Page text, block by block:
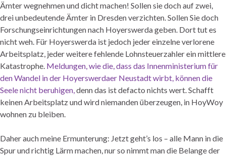
Ämter wegnehmen und dicht machen! Sollen sie doch auf zwei,
drei unbedeutende Ämter in Dresden verzichten. Sollen Sie doch
Forschungseinrichtungen nach Hoyerswerda geben. Dort tut es
nicht weh. Für Hoyerswerda ist jedoch jeder einzelne verlorene
Arbeitsplatz, jeder weitere fehlende Lohnsteuerzahler ein mittlere
Katastrophe. Meldungen, wie die, dass das Innenministerium für
den Wandel in der Hoyerswerdaer Neustadt wirbt, können die
Seele nicht beruhigen,denn das ist defacto nichts wert. Schafft
keinen Arbeitsplatz und wird niemanden überzeugen, in HoyWoy
wohnen zu bleiben.
Daher auch meine Ermunterung: Jetzt geht’s los – alle Mann in die
Spur und richtig Lärm machen, nur so nimmt man die Belange der